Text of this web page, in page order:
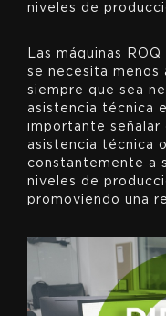
niveles de
Las máquinas
se necesita menos
siempre que sea
asistencia técnica
importante señalar
asistencia técnica
constantemente a
niveles de
promoviendo una